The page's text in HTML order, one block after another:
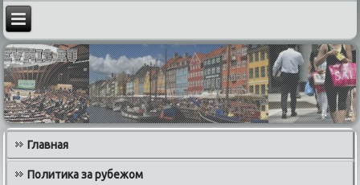
Главная
Политика за рубежом